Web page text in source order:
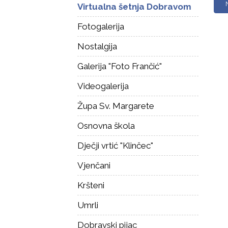
Virtualna šetnja Dobravom
Fotogalerija
Nostalgija
Galerija "Foto Frančić"
Videogalerija
Župa Sv. Margarete
Osnovna škola
Dječji vrtić "Klinčec"
Vjenčani
Kršteni
Umrli
Dobravski pijac